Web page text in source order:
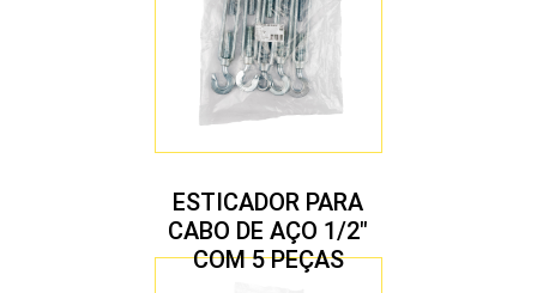
ESTICADOR PARA
CABO DE AÇO 1/2″
COM 5 PEÇAS